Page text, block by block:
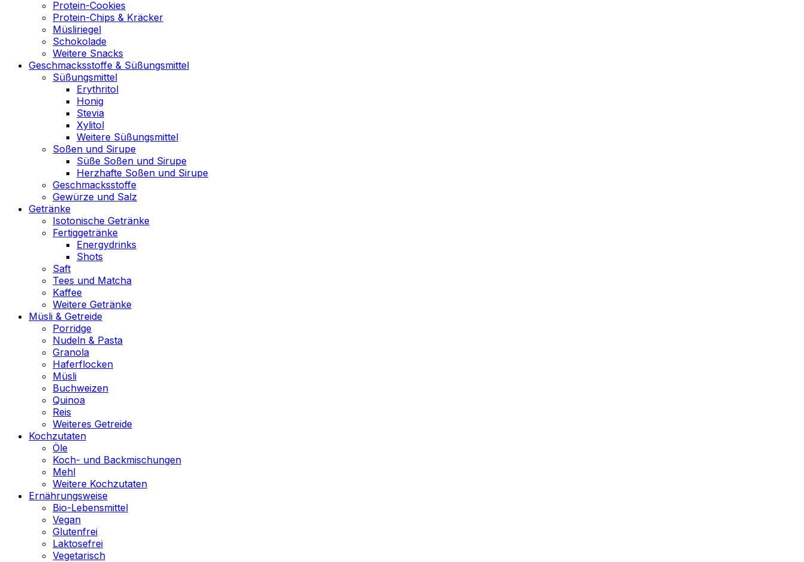
Protein-Cookies
Protein-Chips & Kräcker
Müsliriegel
Schokolade
Weitere Snacks
Geschmacksstoffe & Süßungsmittel
Süßungsmittel
Erythritol
Honig
Stevia
Xylitol
Weitere Süßungsmittel
Soßen und Sirupe
Süße Soßen und Sirupe
Herzhafte Soßen und Sirupe
Geschmacksstoffe
Gewürze und Salz
Getränke
Isotonische Getränke
Fertiggetränke
Energydrinks
Shots
Saft
Tees und Matcha
Kaffee
Weitere Getränke
Müsli & Getreide
Porridge
Nudeln & Pasta
Granola
Haferflocken
Müsli
Buchweizen
Quinoa
Reis
Weiteres Getreide
Kochzutaten
Öle
Koch- und Backmischungen
Mehl
Weitere Kochzutaten
Ernährungsweise
Bio-Lebensmittel
Vegan
Glutenfrei
Laktosefrei
Vegetarisch